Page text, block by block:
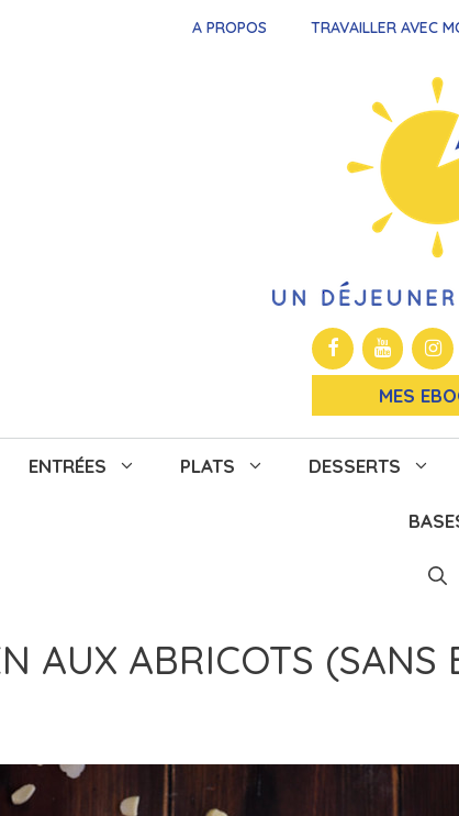
A PROPOS TRAVAILLER AVEC
MES
ENTRÉES PLATS DESSERTS
AUX ABRICOTS (SANS